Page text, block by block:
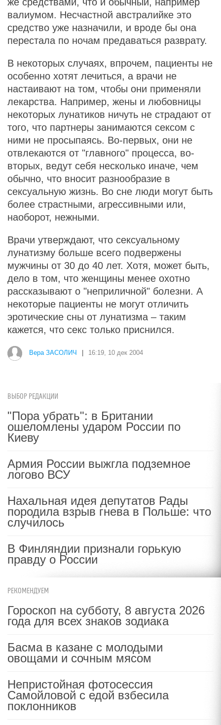
валиумом. Несчастной австралийке это
средство уже назначили, и вроде бы она
перестала по ночам предаваться разврату.
В некоторых случаях, впрочем, пациенты не
особенно хотят лечиться, а врачи не
настаивают на том, чтобы они применяли
лекарства. Например, жены и любовницы
некоторых лунатиков ничуть не страдают от
того, что партнеры занимаются сексом с
ними не просыпаясь. Во-первых, они не
отвлекаются от "главного" процесса, во-
вторых, ведут себя несколько иначе, чем
обычно, что вносит разнообразие в
сексуальную жизнь. Во сне люди могут быть
более страстными, агрессивными или,
наоборот, нежными.
Врачи утверждают, что сексуальному
лунатизму больше всего подвержены
мужчины от 30 до 40 лет. Хотя, может быть,
дело в том, что женщины менее охотно
рассказывают о "неприличной" болезни. А
некоторые пациенты не могут отличить
эротические сны от лунатизма – таким
кажется, что секс только приснился.
Вера ЗАСОЛИЧ 16:19, 10 дек 2004
ВЫБОР РЕДАКЦИИ
"Пора убрать": в Британии
ошеломлены ударом России по
Киеву
Армия России выжгла подземное
логово ВСУ
Нахальная идея депутатов Рады
породила взрыв гнева в Польше: что
случилось
В Финляндии признали горькую
правду о России
РЕКОМЕНДУЕМ
Гороскоп на субботу, 8 августа 2026
года для всех знаков зодиака
Басма в казане с молодыми
овощами и сочным мясом
Непристойная фотосессия
Самойловой с едой взбесила
поклонников